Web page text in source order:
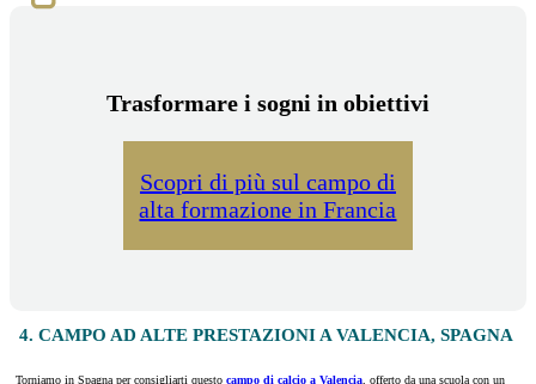
Trasformare i sogni in obiettivi
Scopri di più sul campo di
alta formazione in Francia
4. CAMPO AD ALTE PRESTAZIONI A VALENCIA, SPAGNA
Torniamo in Spagna per consigliarti questo campo di calcio a Valencia , offerto da una scuola con un